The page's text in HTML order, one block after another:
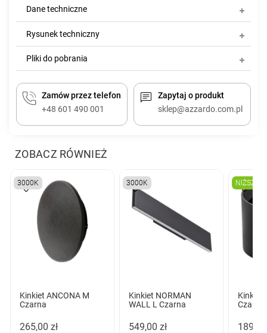
Dane techniczne
Rysunek techniczny
Pliki do pobrania
Zamów przez telefon
+48 601 490 001
Zapytaj o produkt
sklep@azzardo.com.pl
ZOBACZ RÓWNIEŻ
3000K
Kinkiet ANCONA M
Czarna
265,00 zł
3000K
Kinkiet NORMAN
WALL L Czarna
549,00 zł
NIŻSZA
Kinkiet
189,00